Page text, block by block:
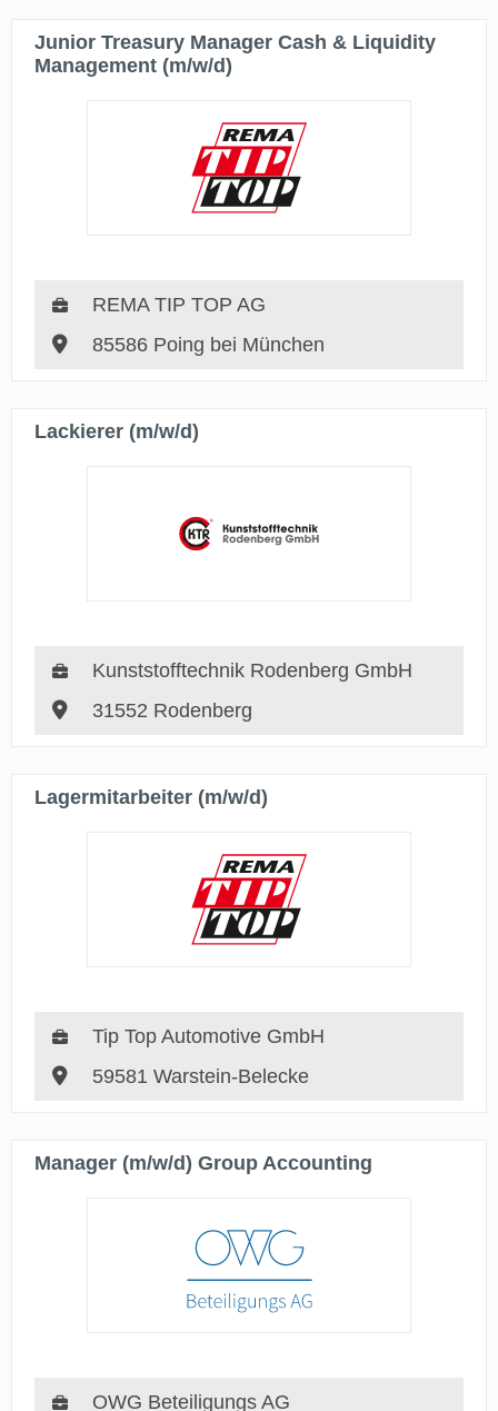
Junior Treasury Manager Cash & Liquidity
Management (m/w/d)
REMA TIP TOP AG
85586 Poing bei München
Lackierer (m/w/d)
Kunststofftechnik Rodenberg GmbH
31552 Rodenberg
Lagermitarbeiter (m/w/d)
Tip Top Automotive GmbH
59581 Warstein-Belecke
Manager (m/w/d) Group Accounting
OWG Beteiligungs AG